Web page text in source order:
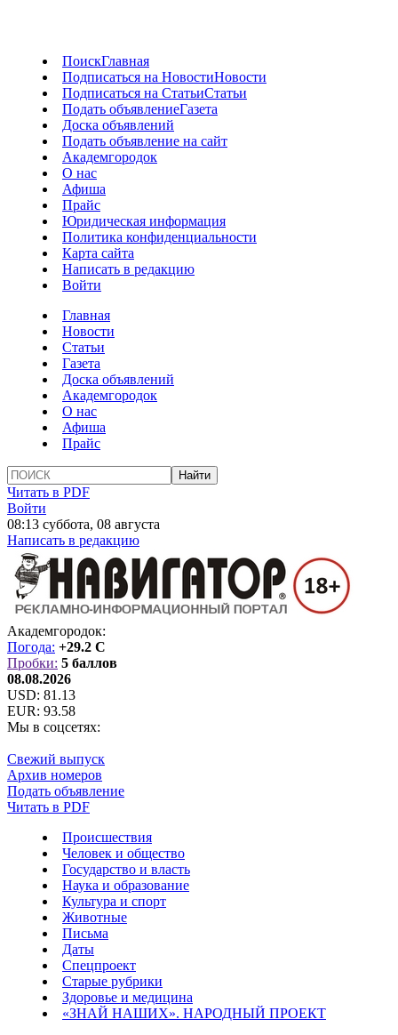
ПоискГлавная
Подписаться на НовостиНовости
Подписаться на СтатьиСтатьи
Подать объявлениеГазета
Доска объявлений
Подать объявление на сайт
Академгородок
О нас
Афиша
Прайс
Юридическая информация
Политика конфиденциальности
Карта сайта
Написать в редакцию
Войти
Главная
Новости
Статьи
Газета
Доска объявлений
Академгородок
О нас
Афиша
Прайс
Читать в PDF
Войти
08:13 суббота, 08 августа
Написать в редакцию
Академгородок:
Погода: +29.2 C
Пробки: 5 баллов
08.08.2026
USD: 81.13
EUR: 93.58
Мы в соцсетях:
Свежий выпуск
Архив номеров
Подать объявление
Читать в PDF
Происшествия
Человек и общество
Государство и власть
Наука и образование
Культура и спорт
Животные
Письма
Даты
Спецпроект
Старые рубрики
Здоровье и медицина
«ЗНАЙ НАШИХ». НАРОДНЫЙ ПРОЕКТ